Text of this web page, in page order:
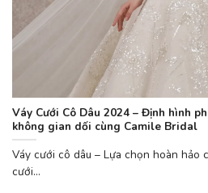
Váy Cưới Cô Dâu 2024 – Định hình
không gian dối cùng Camile Bridal
Váy cưới cô dâu – Lựa chọn hoàn hảo
cưới...